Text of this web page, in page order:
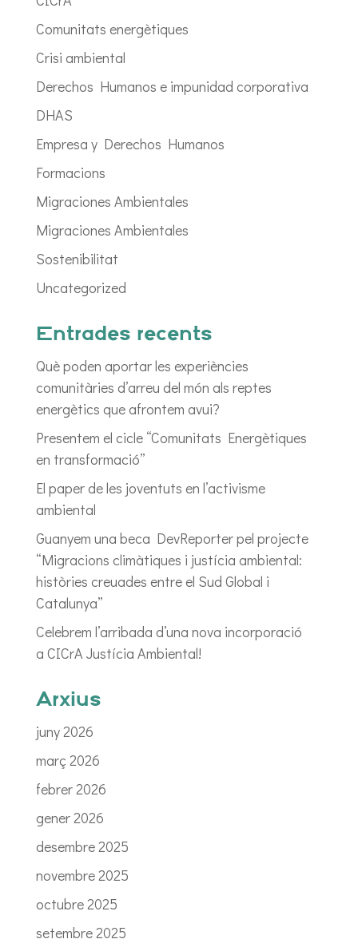
Comunitats energètiques
Crisi ambiental
Derechos Humanos e impunidad corporativa
DHAS
Empresa y Derechos Humanos
Formacions
Migraciones Ambientales
Migraciones Ambientales
Sostenibilitat
Uncategorized
Entrades recents
Què poden aportar les experiències
comunitàries d’arreu del món als reptes
energètics que afrontem avui?
Presentem el cicle “Comunitats Energètiques
en transformació”
El paper de les joventuts en l’activisme
ambiental
Guanyem una beca DevReporter pel projecte
“Migracions climàtiques i justícia ambiental:
històries creuades entre el Sud Global i
Catalunya”
Celebrem l’arribada d’una nova incorporació
a CICrA Justícia Ambiental!
Arxius
juny 2026
març 2026
febrer 2026
gener 2026
desembre 2025
novembre 2025
octubre 2025
setembre 2025